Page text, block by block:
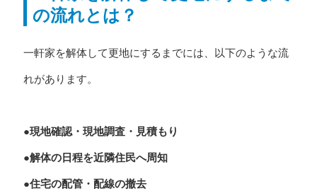
の流れとは？
一軒家を解体して更地にするまでには、以下のような流
れがあります。
●現地確認・現地調査・見積もり
●解体の日程を近隣住民へ周知
●住宅の配管・配線の撤去